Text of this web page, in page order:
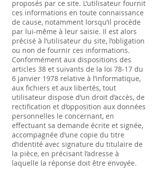
proposés par ce site. L’utilisateur fournit
ces informations en toute connaissance
de cause, notamment lorsqu’il procède
par lui-même à leur saisie. Il est alors
précisé à l’utilisateur du site, l’obligation
ou non de fournir ces informations.
Conformément aux dispositions des
articles 38 et suivants de la loi 78-17 du
6 janvier 1978 relative à l’informatique,
aux fichiers et aux libertés, tout
utilisateur dispose d’un droit d’accès, de
rectification et d’opposition aux données
personnelles le concernant, en
effectuant sa demande écrite et signée,
accompagnée d’une copie du titre
d’identité avec signature du titulaire de
la pièce, en précisant l’adresse à
laquelle la réponse doit être envoyée.